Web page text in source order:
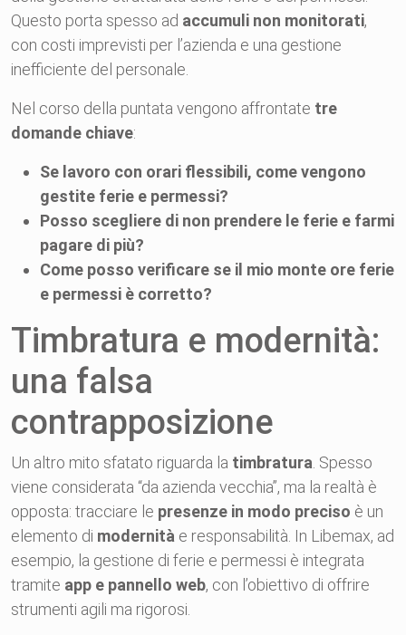
Questo porta spesso ad accumuli non monitorati,
con costi imprevisti per l’azienda e una gestione
inefficiente del personale.
Nel corso della puntata vengono affrontate tre
domande chiave:
Se lavoro con orari flessibili, come vengono
gestite ferie e permessi?
Posso scegliere di non prendere le ferie e farmi
pagare di più?
Come posso verificare se il mio monte ore ferie
e permessi è corretto?
Timbratura e modernità:
una falsa
contrapposizione
Un altro mito sfatato riguarda la timbratura . Spesso
viene considerata “da azienda vecchia”, ma la realtà è
opposta: tracciare le presenze in modo preciso è un
elemento di modernità e responsabilità. In Libemax, ad
esempio, la gestione di ferie e permessi è integrata
tramite app e pannello web, con l’obiettivo di offrire
strumenti agili ma rigorosi.